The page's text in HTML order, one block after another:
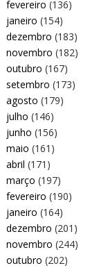
fevereiro (136)
janeiro (154)
dezembro (183)
novembro (182)
outubro (167)
setembro (173)
agosto (179)
julho (146)
junho (156)
maio (161)
abril (171)
março (197)
fevereiro (190)
janeiro (164)
dezembro (201)
novembro (244)
outubro (202)